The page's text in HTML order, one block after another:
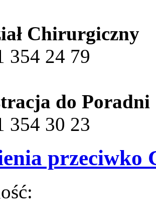
Chirurgiczny
354 24 79
do Poradni
354 30 23
przeciwko